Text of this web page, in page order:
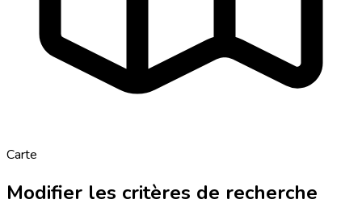
Carte
Modifier les critères de recherche